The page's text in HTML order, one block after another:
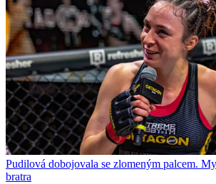
Pudilová dobojovala se zlomeným palcem.
bratra